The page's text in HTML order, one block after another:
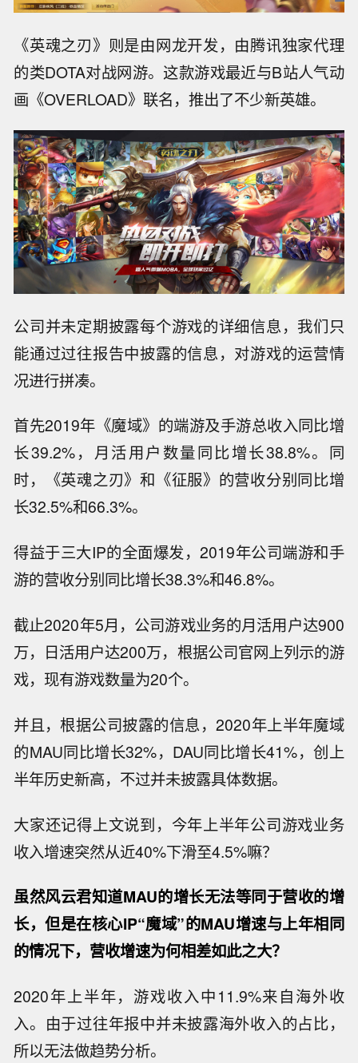
《英魂之刃》则是由网龙开发，由腾讯独家代理
的类DOTA对战网游。这款游戏最近与B站人气动
画《OVERLOAD》联名，推出了不少新英雄。
公司并未定期披露每个游戏的详细信息，我们只
能通过过往报告中披露的信息，对游戏的运营情
况进行拼凑。
首先2019年《魔域》的端游及手游总收入同比增
长39.2%，月活用户数量同比增长38.8%。同
时，《英魂之刃》和《征服》的营收分别同比增
长32.5%和66.3%。
得益于三大IP的全面爆发，2019年公司端游和手
游的营收分别同比增长38.3%和46.8%。
截止2020年5月，公司游戏业务的月活用户达900
万，日活用户达200万，根据公司官网上列示的游
戏，现有游戏数量为20个。
并且，根据公司披露的信息，2020年上半年魔域
的MAU同比增长32%，DAU同比增长41%，创上
半年历史新高，不过并未披露具体数据。
大家还记得上文说到，今年上半年公司游戏业务
收入增速突然从近40%下滑至4.5%嘛？
虽然风云君知道MAU的增长无法等同于营收的增
长，但是在核心IP“魔域”的MAU增速与上年相同
的情况下，营收增速为何相差如此之大？
2020年上半年，游戏收入中11.9%来自海外收
入。由于过往年报中并未披露海外收入的占比，
所以无法做趋势分析。